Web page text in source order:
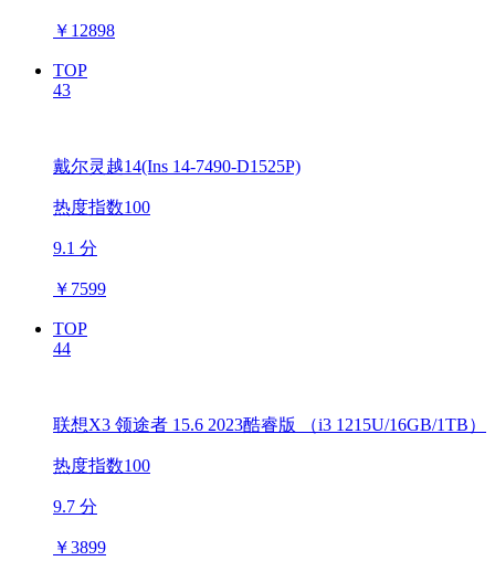
￥ 12898
TOP
43
戴尔灵越14(Ins 14-7490-D1525P)
热度指数100
9.1 分
￥ 7599
TOP
44
联想X3 领途者 15.6 2023酷睿版 （i3 1215U/16GB/1TB）
热度指数100
9.7 分
￥3899